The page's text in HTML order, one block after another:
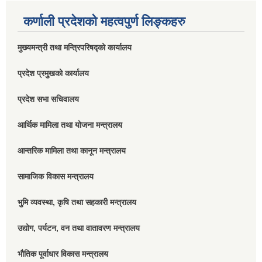
कर्णाली प्रदेशको महत्वपुर्ण लिङ्कहरु
मुख्यमन्त्री तथा मन्त्रिपरिषद्को कार्यालय
प्रदेश प्रमुखको कार्यालय
प्रदेश सभा सचिवालय
आर्थिक मामिला तथा योजना मन्त्रालय
आन्तरिक मामिला तथा कानून मन्त्रालय
सामाजिक विकास मन्त्रालय
भुमि व्यवस्था, कृषि तथा सहकारी मन्त्रालय
उद्योग, पर्यटन, वन तथा वातावरण मन्त्रालय
भौतिक पूर्वाधार विकास मन्त्रालय